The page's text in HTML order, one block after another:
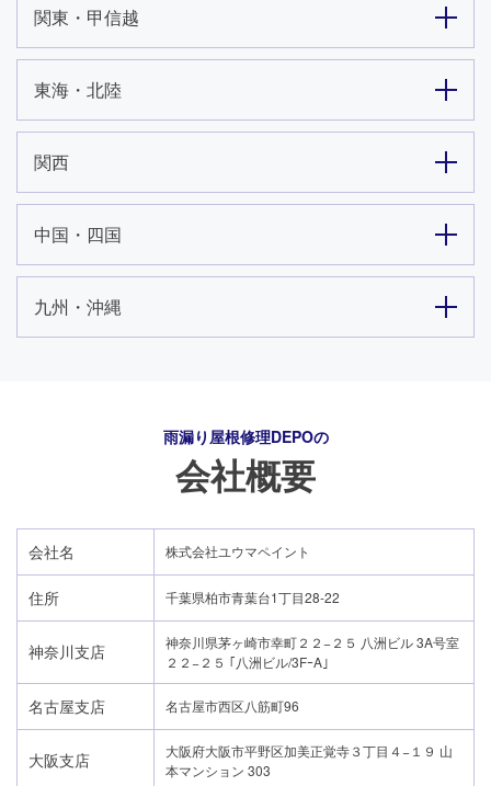
関東・甲信越
東海・北陸
関西
中国・四国
九州・沖縄
雨漏り屋根修理DEPOの
会社概要
会社名 株式会社ユウマペイント
住所 千葉県柏市青葉台1丁目28-22
神奈川支店
神奈川県茅ヶ崎市幸町２２−２５ 八洲ビル 3A号室
２２−２５ ｢八洲ビル/3FｰA｣
名古屋支店 名古屋市西区八筋町96
大阪支店
大阪府大阪市平野区加美正覚寺３丁目４−１９ 山
本マンション 303